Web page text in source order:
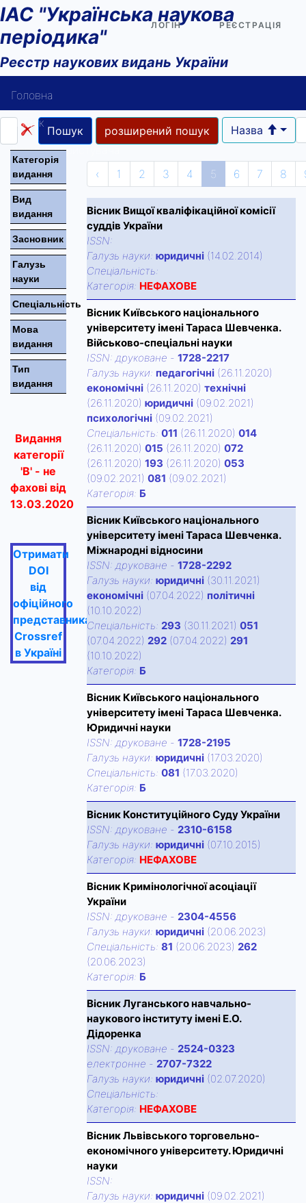
ІАС "Українська наукова
періодика"
Реєстр наукових видань України
ЛОГІН РЕЄСТРАЦІЯ
Головна
Пошук
Довідка користувача
Контакти
Пошук розширений пошук Назва
Категорiя
видання
Вид
видання
Засновник
Галузь
науки
Спецiальнiсть
Мова
видання
Тип
видання
Видання
категорії
'В' - не
фахові від
13.03.2020
Отримати
DOI
від
офіційного
представника
Crossref
в Україні
‹ 1 2 3 4 5 6 7 8
Вісник Вищої кваліфікаційної комісії
суддів України
ISSN:
Галузь науки: юридичні (14.02.2014)
Спецiальнiсть:
Категорiя: НЕФАХОВЕ
Вісник Київського національного
університету імені Тараса Шевченка.
Військово-спеціальні науки
ISSN: друковане - 1728-2217
Галузь науки: педагогічні (26.11.2020)
економічні (26.11.2020) технічні
(26.11.2020) юридичні (09.02.2021)
психологічні (09.02.2021)
Спецiальнiсть: 011 (26.11.2020) 014
(26.11.2020) 015 (26.11.2020) 072
(26.11.2020) 193 (26.11.2020) 053
(09.02.2021) 081 (09.02.2021)
Категорiя: Б
Вісник Київського національного
університету імені Тараса Шевченка.
Міжнародні відносини
ISSN: друковане - 1728-2292
Галузь науки: юридичні (30.11.2021)
економічні (07.04.2022) політичні
(10.10.2022)
Спецiальнiсть: 293 (30.11.2021) 051
(07.04.2022) 292 (07.04.2022) 291
(10.10.2022)
Категорiя: Б
Вісник Київського національного
університету імені Тараса Шевченка.
Юридичні науки
ISSN: друковане - 1728-2195
Галузь науки: юридичні (17.03.2020)
Спецiальнiсть: 081 (17.03.2020)
Категорiя: Б
Вісник Конституційного Суду України
ISSN: друковане - 2310-6158
Галузь науки: юридичні (07.10.2015)
Категорiя: НЕФАХОВЕ
Вісник Кримінологічної асоціації
України
ISSN: друковане - 2304-4556
Галузь науки: юридичні (20.06.2023)
Спецiальнiсть: 81 (20.06.2023) 262
(20.06.2023)
Категорiя: Б
Вісник Луганського навчально-
наукового інституту імені Е.О.
Дідоренка
ISSN: друковане - 2524-0323
електронне - 2707-7322
Галузь науки: юридичні (02.07.2020)
Спецiальнiсть:
Категорiя: НЕФАХОВЕ
Вісник Львівського торговельно-
економічного університету. Юридичні
науки
ISSN:
Галузь науки: юридичні (09.02.2021)